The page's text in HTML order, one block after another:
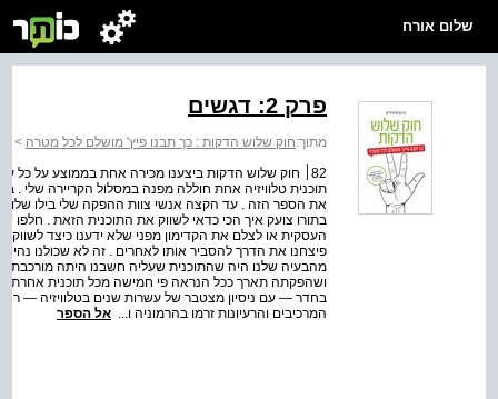
שלום אורח
פרק 2: דגשים
מתוך:חוק שלוש הדקות : כך תבנו פיץ' מושלם לכל מטרה >
82׀ חוק שלוש הדקות ביצענו מכירה אחת בממוצע על כל
תוכנית טלוויזיה אחת חוללה מפנה במסלול הקריירה שלי
את הספר הזה . עד הקצה אנשי צוות ההפקה שלי בילו
בתורו צועק איך הכי כדאי לשווק את התוכנית הזאת . חלפו
העסקית או לצלם את הקדימון מפני שלא ידענו כיצד לשווק
פיצחנו את הדרך להסביר אותו לאחרים . זה לא שכולנו
מהבעיה שלנו היה שהתוכנית שעליה חשבנו היתה מורכבת
ושהפקתה תארך ככל הנראה פי חמישה מכל תוכנית אחרת
בחדר — עם ניסיון מצטבר של עשרות שנים בטלוויזיה —
המרכיבים והרעיונות זרמו בהרמוניה ו... אל הספר